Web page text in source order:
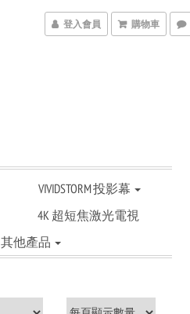
登入會員 購物車
VIVIDSTORM 投影幕
4K 超短焦激光電視
其他產品